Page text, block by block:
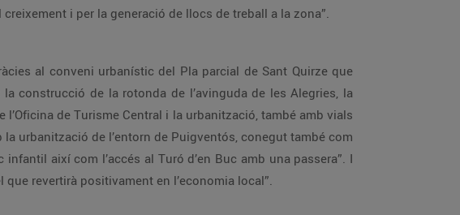
i per la generació de llocs de treball a la zona”.
al conveni urbanístic del Pla parcial de Sant Quirze que
construcció de la rotonda de l’avinguda de les Alegries, la
de Turisme Central i la urbanització, també amb vials
urbanització de l’entorn de Puigventós, conegut també com
així com l’accés al Turó d’en Buc amb una passera”. I
revertirà positivament en l’economia local”.